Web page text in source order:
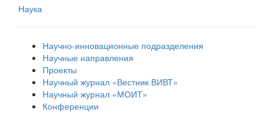
Наука
Научно-инновационные подразделения
Научные направления
Проекты
Научный журнал «Вестник ВИВТ»
Научный журнал «МОИТ»
Конференции